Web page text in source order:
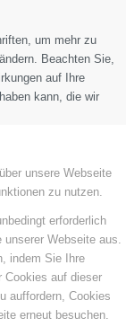
um mehr zu
Beachten Sie,
auf Ihre
kann, die wir
unsere Webseite
zu nutzen.
erforderlich
Webseite aus.
indem Sie Ihre
Cookies auf dieser
auffordern, Cookies
erneut besuchen.